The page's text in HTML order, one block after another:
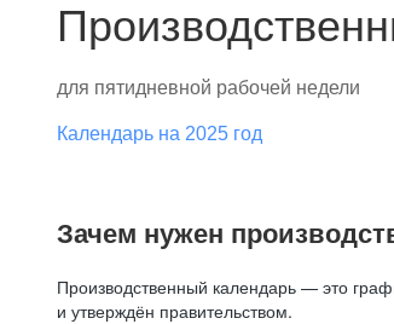
для пятидневной рабочей недели
Календарь на 2025 год
Зачем нужен
Производственный календарь — это
и утверждён правительством.